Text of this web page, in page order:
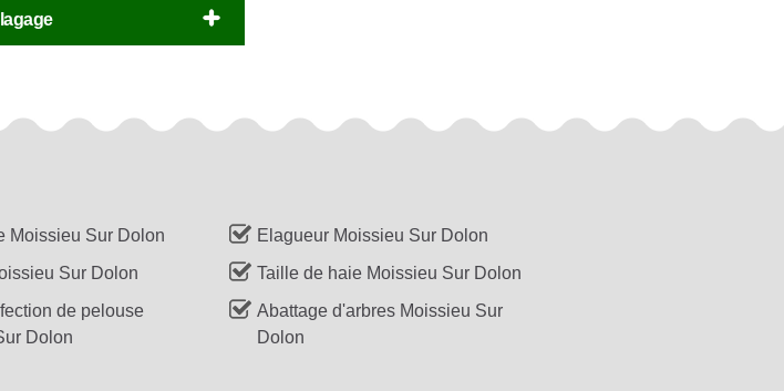
Moissieu Sur Dolon
Sur Dolon
de pelouse
Dolon
Elagueur Moissieu Sur Dolon
Taille de haie Moissieu Sur Dolon
Abattage d'arbres Moissieu Sur
Dolon